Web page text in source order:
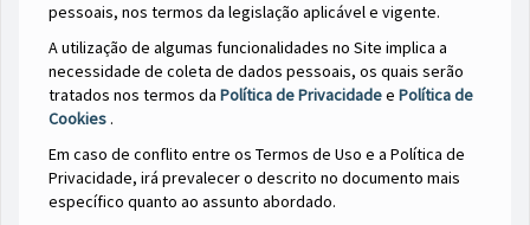
pessoais, nos termos da legislação aplicável e vigente.
A utilização de algumas funcionalidades no Site implica a
necessidade de coleta de dados pessoais, os quais serão
tratados nos termos da Política de Privacidadee Política de
Cookies .
Em caso de conflito entre os Termos de Uso e a Política de
Privacidade, irá prevalecer o descrito no documento mais
específico quanto ao assunto abordado.